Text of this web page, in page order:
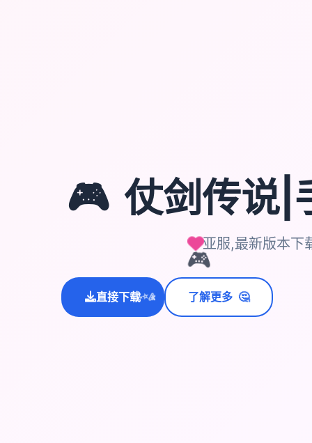
🎮
🎮 仗剑传说|
亚服,最新版本下
直接下载
✨⭐💫 了解更多 🤔